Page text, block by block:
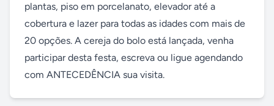
plantas, piso em porcelanato, elevador até a
cobertura e lazer para todas as idades com mais de
20 opções. A cereja do bolo está lançada, venha
participar desta festa, escreva ou ligue agendando
com ANTECEDÊNCIA sua visita.